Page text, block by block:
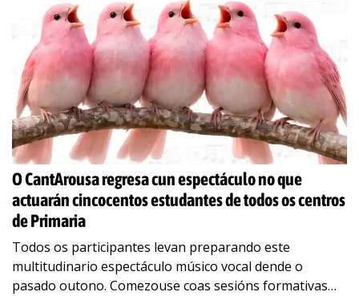
O CantArousa regresa cun espectáculo no que
actuarán cincocentos estudantes de todos os centros
de Primaria
Todos os participantes levan preparando este
multitudinario espectáculo músico vocal dende o
pasado outono. Comezouse coas sesións formativas